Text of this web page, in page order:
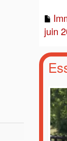
juin